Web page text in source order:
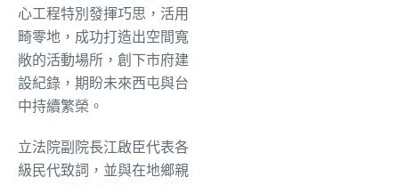
心工程特別發揮巧思，活用
畸零地，成功打造出空間寬
敞的活動場所，創下市府建
設紀錄，期盼未來西屯與台
中持續繁榮。
立法院副院長江啟臣代表各
級民代致詞，並與在地鄉親